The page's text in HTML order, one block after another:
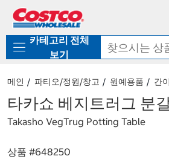
로
기
가
카테고리 전체
보기
메인 파티오/정원/창고 원예용품 간
타카쇼 베지트러그 분
Takasho VegTrug Potting Table
상품 #648250